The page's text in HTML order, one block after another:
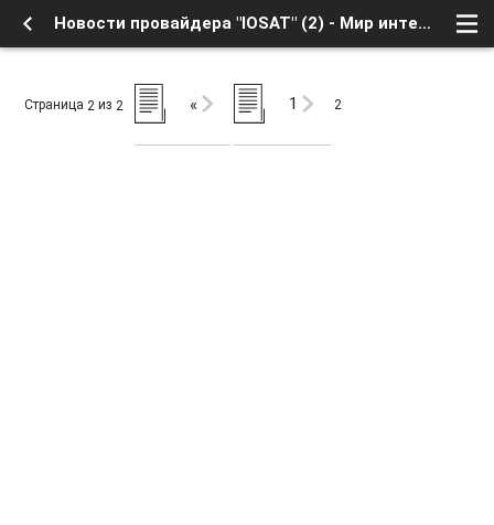
Новости провайдера "IOSAT" (2) - Мир интернета - Новости провайдеров спутникового интернета - Форум о Спутниковом Телевидении
Страница 2 из 2 « 1 2